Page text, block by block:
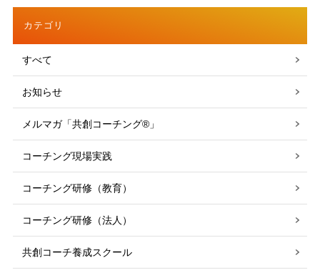
カテゴリ
すべて
お知らせ
メルマガ「共創コーチング®」
コーチング現場実践
コーチング研修（教育）
コーチング研修（法人）
共創コーチ養成スクール